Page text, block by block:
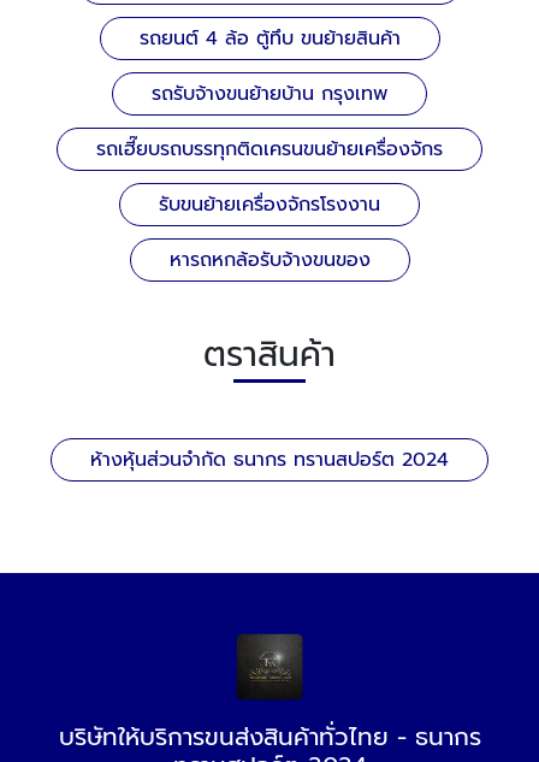
รถยนต์ 4 ล้อ ตู้ทึบ ขนย้ายสินค้า
รถรับจ้างขนย้ายบ้าน กรุงเทพ
รถเฮี๊ยบรถบรรทุกติดเครนขนย้ายเครื่องจักร
รับขนย้ายเครื่องจักรโรงงาน
หารถหกล้อรับจ้างขนของ
ตราสินค้า
ห้างหุ้นส่วนจำกัด ธนากร ทรานสปอร์ต 2024
บริษัทให้บริการขนส่งสินค้าทั่วไทย - ธนากร